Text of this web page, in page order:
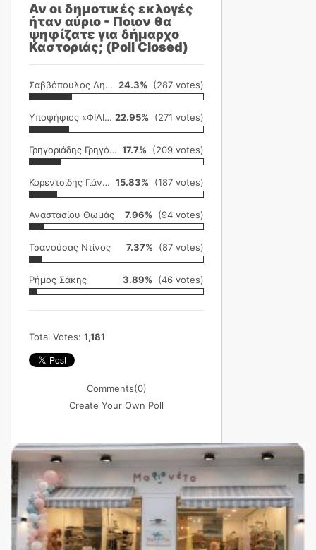
Αν οι δημοτικές εκλογές
ήταν αύριο - Ποιον θα
ψηφίζατε για δήμαρχο
Καστοριάς; (Poll Closed)
Σαββόπουλος Δημήτρης 24.3% (287 votes)
Υποψήφιος «ΦΙΛΙΚΗ ΕΤΑΙΡΕΙΑ» 22.95% (271 votes)
Γρηγοριάδης Γρηγόρης 17.7% (209 votes)
Κορεντσίδης Γιάννης 15.83% (187 votes)
Αναστασίου Θωμάς 7.96% (94 votes)
Τσανούσας Ντίνος 7.37% (87 votes)
Ρήμος Σάκης 3.89% (46 votes)
Total Votes: 1,181
Comments(0)
Create Your Own Poll